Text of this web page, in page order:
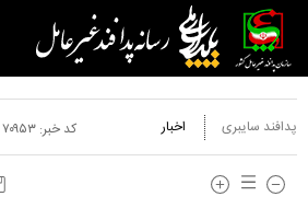
پدافند سایبری اخبار کد خبر:۷۰۹۵۳